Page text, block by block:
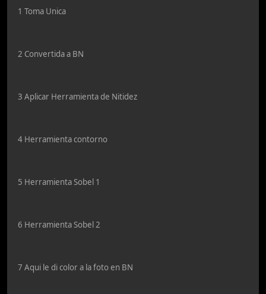
1 Toma Unica
2 Convertida a BN
3 Aplicar Herramienta de Nitidez
4 Herramienta contorno
5 Herramienta Sobel 1
6 Herramienta Sobel 2
7 Aqui le di color a la foto en BN